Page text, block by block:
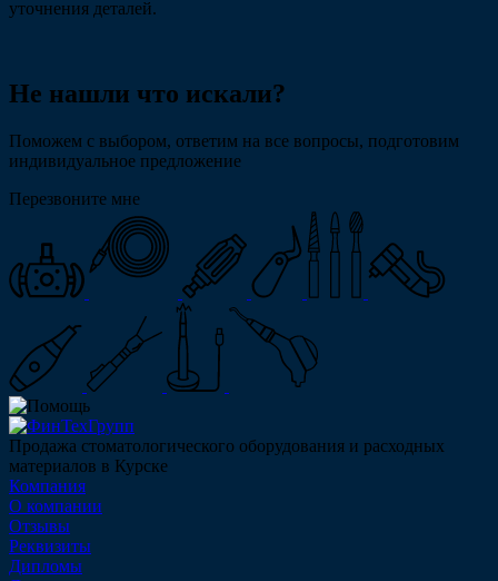
уточнения деталей.
Не нашли что искали?
Поможем с выбором, ответим на все вопросы, подготовим
индивидуальное предложение
Перезвоните мне
Продажа стоматологического оборудования и расходных
материалов в Курске
Компания
О компании
Отзывы
Реквизиты
Дипломы